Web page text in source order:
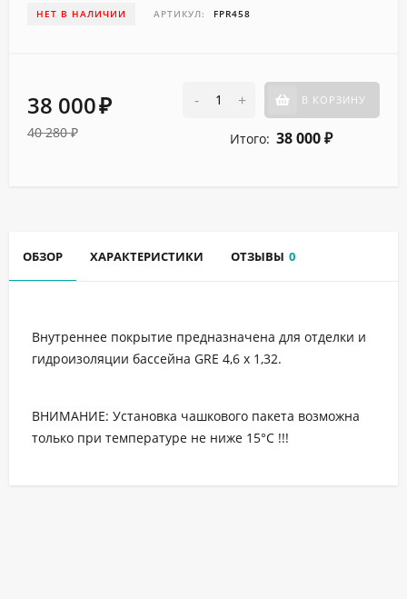
НЕТ В НАЛИЧИИ АРТИКУЛ: FPR458
38 000₽
40 280 ₽
- + В КОРЗИНУ
Итого: 38 000 ₽
ОБЗОР ХАРАКТЕРИСТИКИ ОТЗЫВЫ 0
Внутреннее покрытие предназначена для отделки и
гидроизоляции бассейна GRE 4,6 х 1,32.
ВНИМАНИЕ: Установка чашкового пакета возможна
только при температуре не ниже 15°C !!!